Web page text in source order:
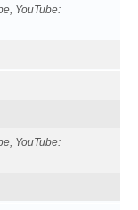
YouTube
YouTube